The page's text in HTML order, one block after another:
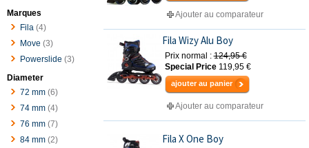
Ajouter au comparateur
Fila Wizy Alu Boy
Prix normal : 124,95 €
Special Price 119,95 €
ajouter au panier
Ajouter au comparateur
Fila X One Boy
Marques
Fila (4)
Move (3)
Powerslide (3)
Diameter
72 mm (6)
74 mm (4)
76 mm (7)
84 mm (2)